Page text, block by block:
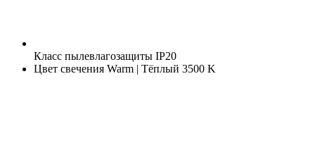
Класс пылевлагозащиты IP20
Цвет свечения Warm | Тёплый 3500 K